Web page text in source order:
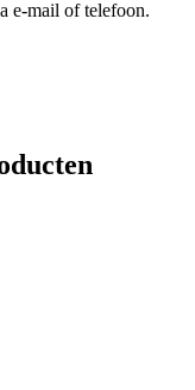
e-mail of telefoon.